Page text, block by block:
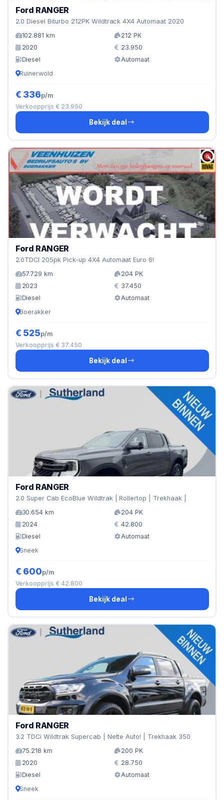
Ford RANGER
2.0 Diesel Biturbo 212PK Wildtrack 4X4 Automaat 2020
102.881 km
212 PK
2020
23.950
Diesel
Automaat
Ruinerwold
€ 336p/m
Verkoopprijs € 23.950
Bekijk deal
Ford RANGER
2.0TDCI 205pk Pick-up 4X4 Automaat Euro 6!
57.729 km
204 PK
2023
37.450
Diesel
Automaat
Boerakker
€ 525p/m
Verkoopprijs € 37.450
Bekijk deal
Ford RANGER
2.0 Super Cab EcoBlue Wildtrak | Rollertop | Trekhaak |
30.654 km
204 PK
2024
42.800
Diesel
Automaat
Sneek
€ 600p/m
Verkoopprijs € 42.800
Bekijk deal
Ford RANGER
3.2 TDCi Wildtrak Supercab | Nette Auto! | Trekhaak 350
75.218 km
200 PK
2020
28.750
Diesel
Automaat
Sneek